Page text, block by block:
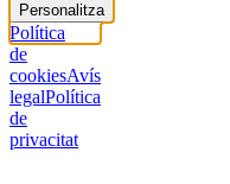
Personalitza
Política
de
cookiesAvís
legalPolítica
de
privacitat